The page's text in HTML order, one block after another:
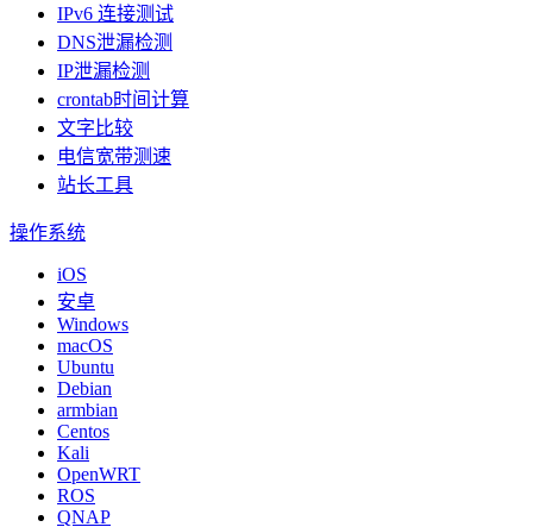
IPv6 连接测试
DNS泄漏检测
IP泄漏检测
crontab时间计算
文字比较
电信宽带测速
站长工具
操作系统
iOS
安卓
Windows
macOS
Ubuntu
Debian
armbian
Centos
Kali
OpenWRT
ROS
QNAP